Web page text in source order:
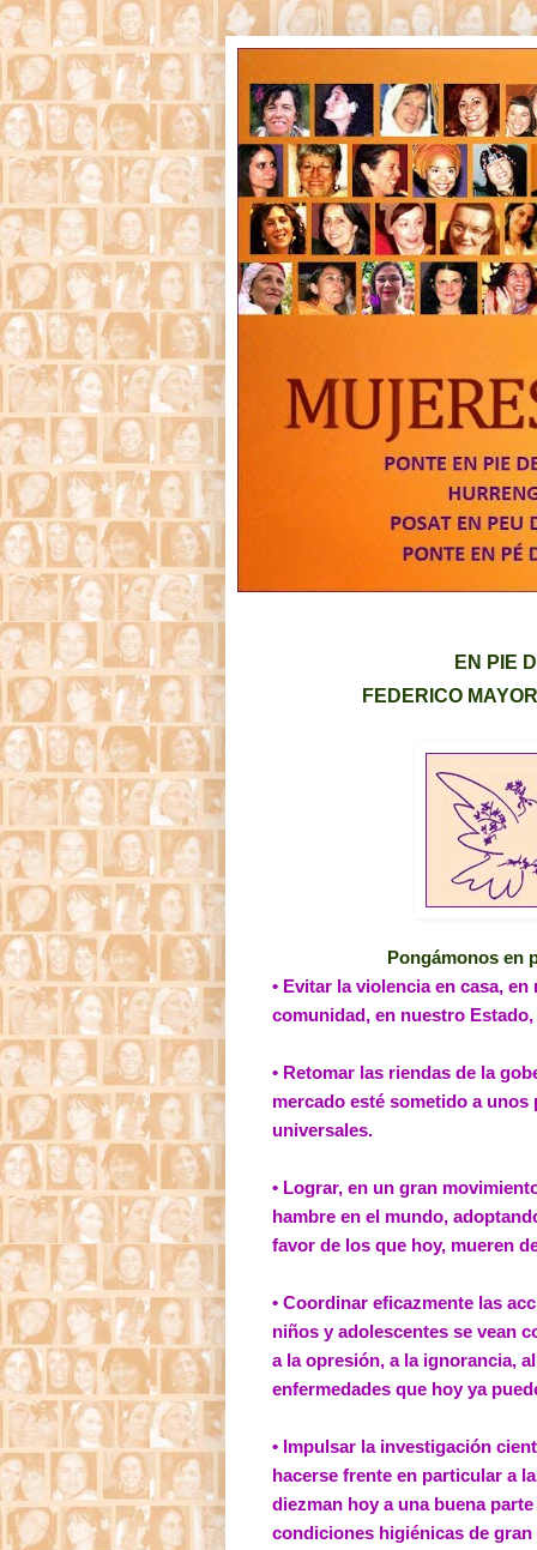
EN PIE
FEDERICO
Pongámonos en
• Evitar la violencia en casa,
comunidad, en nuestro
• Retomar las riendas de la
mercado esté sometido a
universales.
• Lograr, en un gran
hambre en el mundo,
favor de los que hoy, mueren
• Coordinar eficazmente las
niños y adolescentes se vean
a la opresión, a la ignorancia,
enfermedades que hoy ya
• Impulsar la investigación
hacerse frente en particular a
diezman hoy a una buena
condiciones higiénicas de